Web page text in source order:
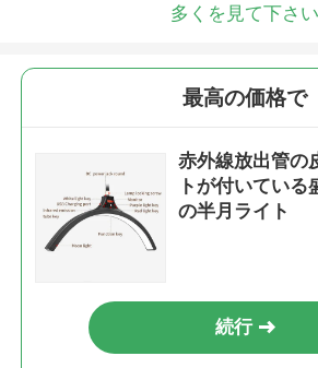
多くを見て下さい
最高の価格で
赤外線放出管の
トが付いている
の半月ライト
続行